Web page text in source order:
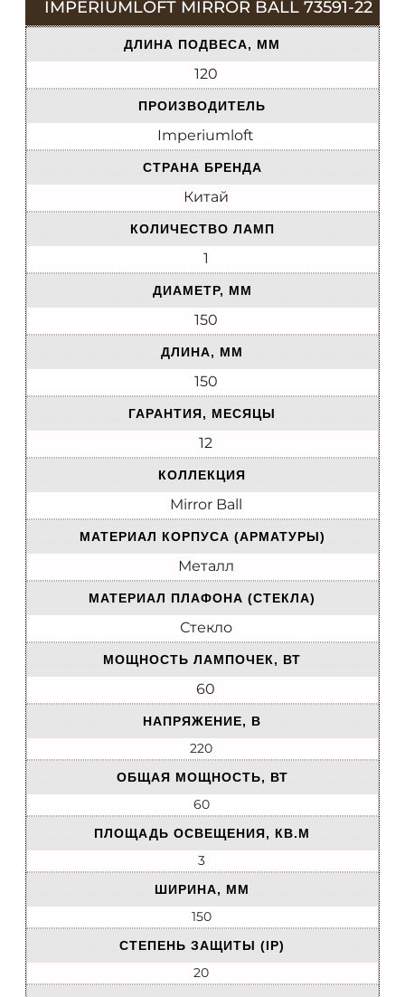
IMPERIUMLOFT MIRROR BALL 73591-22
ДЛИНА ПОДВЕСА, ММ
120
ПРОИЗВОДИТЕЛЬ
Imperiumloft
СТРАНА БРЕНДА
Китай
КОЛИЧЕСТВО ЛАМП
1
ДИАМЕТР, ММ
150
ДЛИНА, ММ
150
ГАРАНТИЯ, МЕСЯЦЫ
12
КОЛЛЕКЦИЯ
Mirror Ball
МАТЕРИАЛ КОРПУСА (АРМАТУРЫ)
Металл
МАТЕРИАЛ ПЛАФОНА (СТЕКЛА)
Стекло
МОЩНОСТЬ ЛАМПОЧЕК, ВТ
60
НАПРЯЖЕНИЕ, В
220
ОБЩАЯ МОЩНОСТЬ, ВТ
60
ПЛОЩАДЬ ОСВЕЩЕНИЯ, КВ.М
3
ШИРИНА, ММ
150
СТЕПЕНЬ ЗАЩИТЫ (IP)
20